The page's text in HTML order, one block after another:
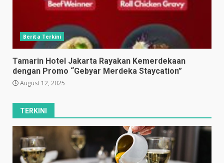
Berita Terkini
Tamarin Hotel Jakarta Rayakan Kemerdekaan
dengan Promo “Gebyar Merdeka Staycation”
August 12, 2025
TERKINI